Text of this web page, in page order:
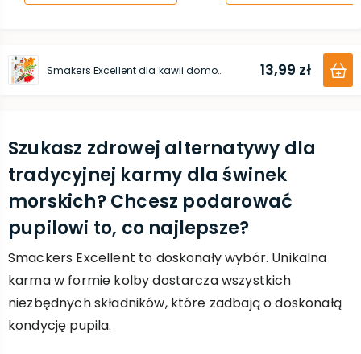
Smakers Excellent dla kawii domowej 2 szt. / 110 g 13,99 zł
Szukasz zdrowej alternatywy dla
tradycyjnej karmy dla świnek
morskich? Chcesz podarować
pupilowi to, co najlepsze?
Smackers Excellent to doskonały wybór. Unikalna
karma w formie kolby dostarcza wszystkich
niezbędnych składników, które zadbają o doskonałą
kondycję pupila.